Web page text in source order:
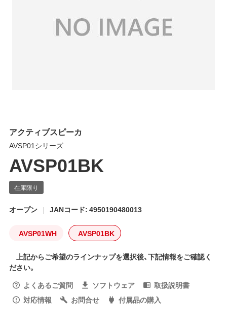
アクティブスピーカ
AVSP01シリーズ
AVSP01BK
オープン JANコード: 4950190480013
AVSP01WH AVSP01BK
上記からご希望のラインナップを選択後、下記情報をご確認く
ださい。
よくあるご質問
ソフトウェア
取扱説明書
対応情報
お問合せ 付属品の購入